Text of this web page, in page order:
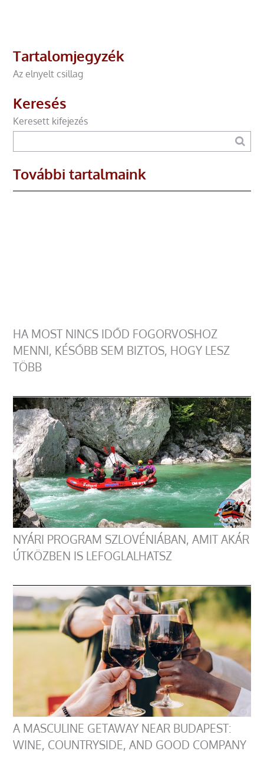
Tartalomjegyzék
Az elnyelt csillag
Keresés
Keresett kifejezés
További tartalmaink
HA MOST NINCS IDŐD FOGORVOSHOZ
MENNI, KÉSŐBB SEM BIZTOS, HOGY LESZ
TÖBB
NYÁRI PROGRAM SZLOVÉNIÁBAN, AMIT AKÁR
ÚTKÖZBEN IS LEFOGLALHATSZ
A MASCULINE GETAWAY NEAR BUDAPEST:
WINE, COUNTRYSIDE, AND GOOD COMPANY